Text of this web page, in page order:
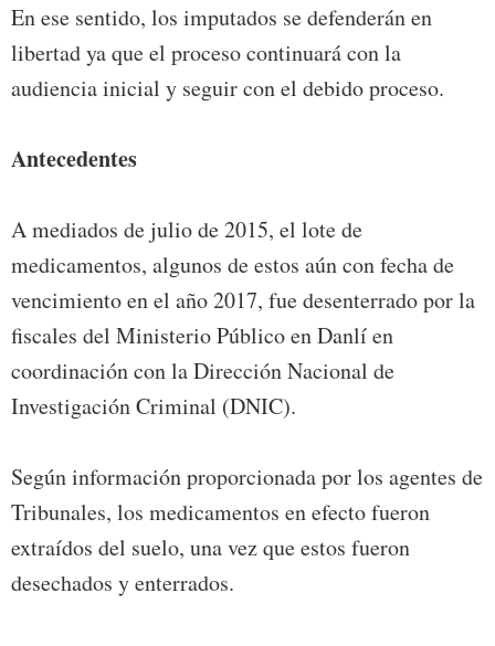
En ese sentido, los imputados se defenderán en
libertad ya que el proceso continuará con la
audiencia inicial y seguir con el debido proceso.
Antecedentes
A mediados de julio de 2015, el lote de
medicamentos, algunos de estos aún con fecha de
vencimiento en el año 2017, fue desenterrado por la
fiscales del Ministerio Público en Danlí en
coordinación con la Dirección Nacional de
Investigación Criminal (DNIC).
Según información proporcionada por los agentes de
Tribunales, los medicamentos en efecto fueron
extraídos del suelo, una vez que estos fueron
desechados y enterrados.